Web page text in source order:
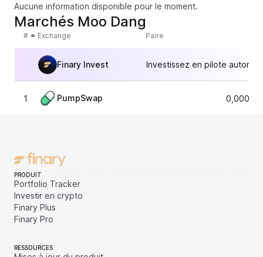
Aucune information disponible pour le moment.
Marchés Moo Dang
# Exchange Paire
Finary Invest Investissez en pilote
1 PumpSwap
PRODUIT
Portfolio Tracker
Investir en crypto
Finary Plus
Finary Pro
RESSOURCES